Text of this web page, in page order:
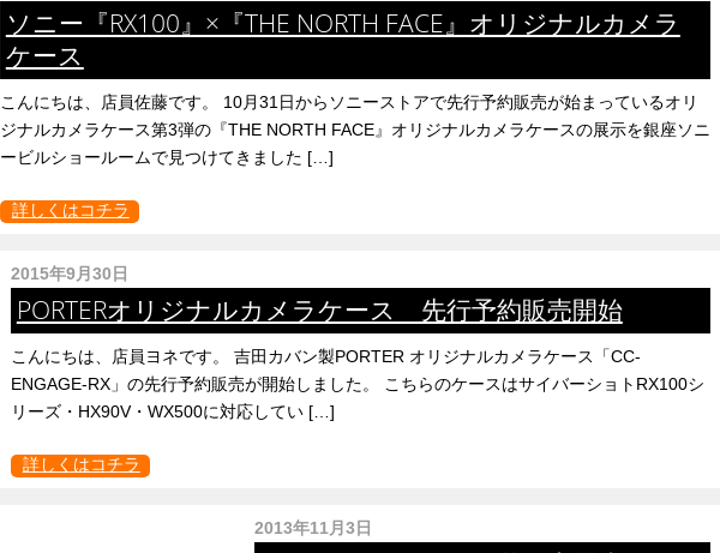
ソニー『RX100』×『THE NORTH FACE』オリジナルカメラ
ケース
こんにちは、店員佐藤です。 10月31日からソニーストアで先行予約販売が始まっているオリ
ジナルカメラケース第3弾の『THE NORTH FACE』オリジナルカメラケースの展示を銀座ソニ
ービルショールームで見つけてきました […]
詳しくはコチラ
2015年9月30日
PORTERオリジナルカメラケース 先行予約販売開始
こんにちは、店員ヨネです。 吉田カバン製PORTER オリジナルカメラケース「CC-
ENGAGE-RX」の先行予約販売が開始しました。 こちらのケースはサイバーショトRX100シ
リーズ・HX90V・WX500に対応してい […]
詳しくはコチラ
2013年11月3日